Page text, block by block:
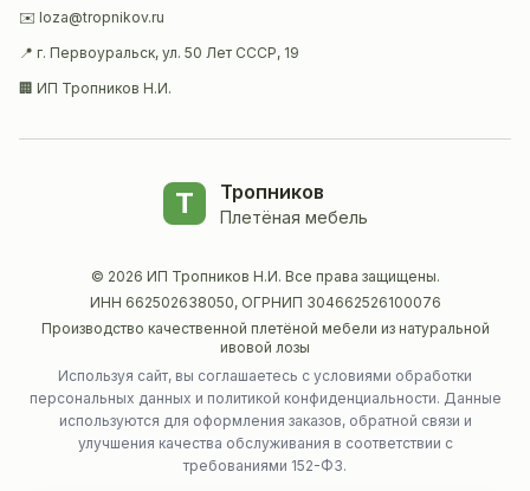
✉️ loza@tropnikov.ru
📍 г. Первоуральск, ул. 50 Лет СССР, 19
🏢 ИП Тропников Н.И.
Т Тропников
Плетёная мебель
© 2026 ИП Тропников Н.И. Все права защищены.
ИНН 662502638050, ОГРНИП 304662526100076
Производство качественной плетёной мебели из натуральной
ивовой лозы
Используя сайт, вы соглашаетесь с условиями обработки
персональных данных и политикой конфиденциальности. Данные
используются для оформления заказов, обратной связи и
улучшения качества обслуживания в соответствии с
требованиями 152-ФЗ.